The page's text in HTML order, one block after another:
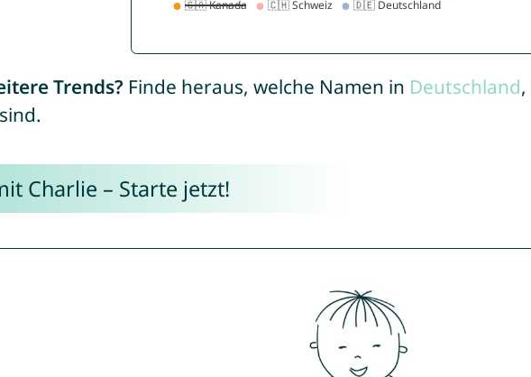
Trends? Finde heraus, welche Namen in Deutschland,
Charlie – Starte jetzt!